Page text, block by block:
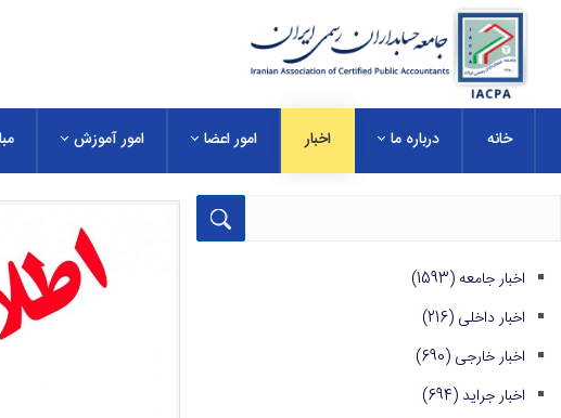
خانه درباره ما اخبار امور اعضا امور آموزش
اخبار جامعه (1593)
اخبار داخلی (216)
اخبار خارجی (690)
اخبار جراید(694)